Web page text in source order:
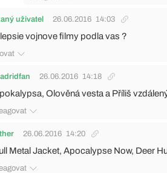
uživatel 26.06.2016 14:03
vojnove filmy podla vas ?
26.06.2016 14:18
Olověná vesta a Příliš
26.06.2016 14:20
Metal Jacket, Apocalypse Now, Deer